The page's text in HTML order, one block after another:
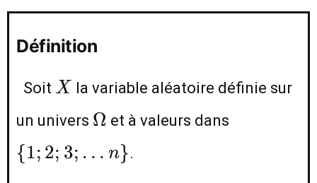
Définition
Soit X
X la variable aléatoire définie sur
un univers \Omega
Ω et à valeurs dans
{1; 2; 3; … n}.